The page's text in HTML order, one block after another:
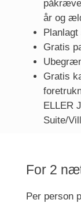
år og
Gratis
Gratis
ELLER
Suite/
For 2
Per person